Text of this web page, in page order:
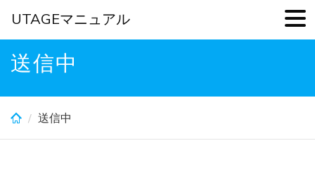
Skip
送信中
送信中
UTAGEマニュアル